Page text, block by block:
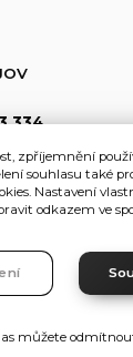
334
Eshop-
zpříjemnění
souhlasu také
Nastavení
odkazem ve
můžete